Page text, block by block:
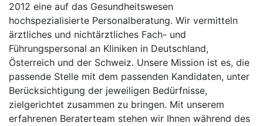
2012 eine auf das Gesundheitswesen
hochspezialisierte Personalberatung. Wir vermitteln
ärztliches und nichtärztliches Fach- und
Führungspersonal an Kliniken in Deutschland,
Österreich und der Schweiz. Unsere Mission ist es, die
passende Stelle mit dem passenden Kandidaten, unter
Berücksichtigung der jeweiligen Bedürfnisse,
zielgerichtet zusammen zu bringen. Mit unserem
erfahrenen Beraterteam stehen wir Ihnen während des